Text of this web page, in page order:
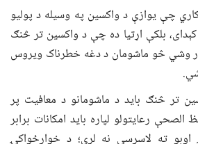
چې یوازې د واکسین په وسیله د پولیو
بلکې اړتیا ده چې د واکسین تر څنګ
وشي څو ماشومان د دغه خطرناک ویروس
تر څنګ باید د ماشومانو د معافیت پر
رعایتولو لپاره باید امکانات برابر
ته لاسرسی نه لري؛ د خوارځواکۍ